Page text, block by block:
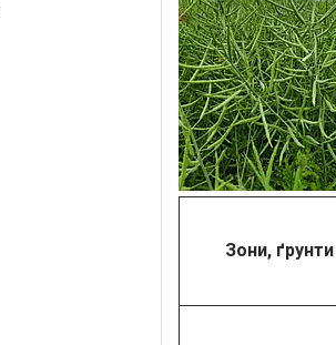
Зони, ґрунти